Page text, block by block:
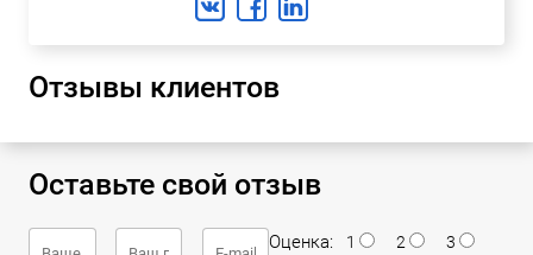
Отзывы клиентов
Оставьте свой отзыв
Оценка: 1 2
3